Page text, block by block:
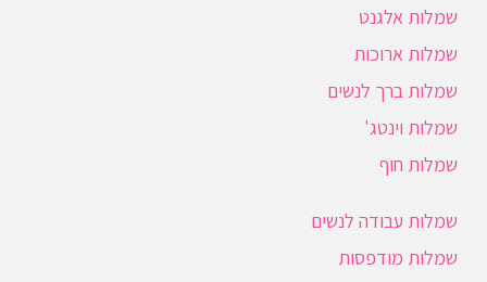
שמלות אלגנט
שמלות ארוכות
שמלות ברך לנשים
שמלות וינטג'
שמלות חוף
שמלות עבודה לנשים
שמלות מודפסות